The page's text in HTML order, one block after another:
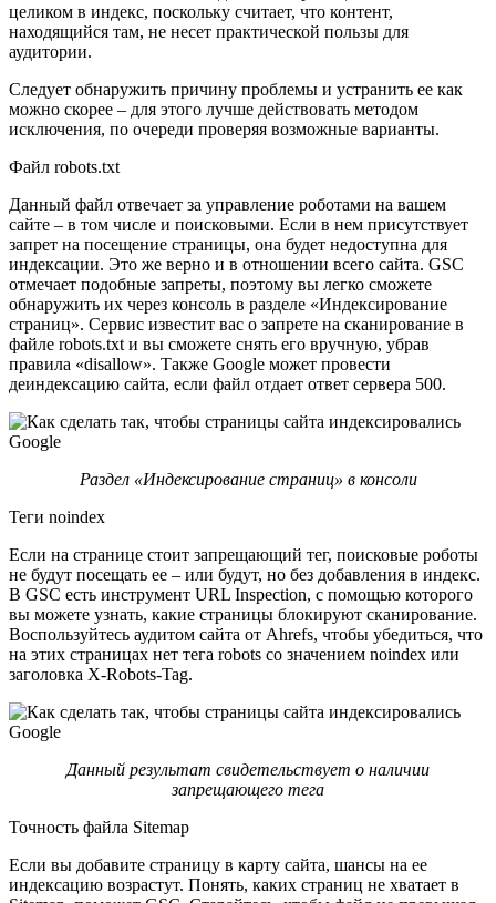
целиком в индекс, поскольку считает, что контент,
находящийся там, не несет практической пользы для
аудитории.
Следует обнаружить причину проблемы и устранить ее как
можно скорее – для этого лучше действовать методом
исключения, по очереди проверяя возможные варианты.
Файл robots.txt
Данный файл отвечает за управление роботами на вашем
сайте – в том числе и поисковыми. Если в нем присутствует
запрет на посещение страницы, она будет недоступна для
индексации. Это же верно и в отношении всего сайта. GSC
отмечает подобные запреты, поэтому вы легко сможете
обнаружить их через консоль в разделе «Индексирование
страниц». Сервис известит вас о запрете на сканирование в
файле robots.txt и вы сможете снять его вручную, убрав
правила «disallow». Также Google может провести
деиндексацию сайта, если файл отдает ответ сервера 500.
Раздел «Индексирование страниц» в консоли
Теги noindex
Если на странице стоит запрещающий тег, поисковые роботы
не будут посещать ее – или будут, но без добавления в индекс.
В GSC есть инструмент URL Inspection, с помощью которого
вы можете узнать, какие страницы блокируют сканирование.
Воспользуйтесь аудитом сайта от Ahrefs, чтобы убедиться, что
на этих страницах нет тега robots со значением noindex или
заголовка X-Robots-Tag.
Данный результат свидетельствует о наличии
запрещающего тега
Точность файла Sitemap
Если вы добавите страницу в карту сайта, шансы на ее
индексацию возрастут. Понять, каких страниц не хватает в